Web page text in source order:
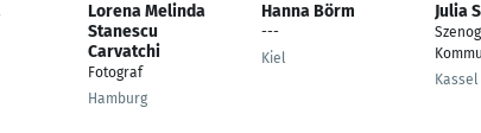
Lorena Melinda
Stanescu
Carvatchi
Fotograf
Hamburg
Hanna Börm
---
Kiel
Julia
Kassel